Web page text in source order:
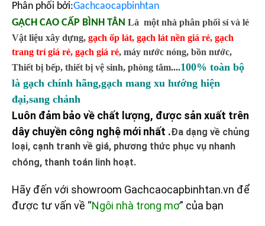
Phân phối bởi:Gachcaocapbinhtan
GẠCH CAO CẤP BÌNH TÂN Là một nhà phân phối sỉ và lẻ
Vật liệu xây dựng, gạch ốp lát, gạch lát nền giá rẻ, gạch
trang trí giá rẻ, gạch giá rẻ, máy nước nóng, bồn nước,
Thiết bị bếp, thiết bị vệ sinh, phòng tắm....100% toàn bộ
là gạch chính hãng,gạch mang xu hướng hiện
đại,sang chảnh
Luôn đảm bảo về chất lượng, được sản xuất trên
dây chuyền công nghệ mới nhất .Đa dạng về chủng
loại, cạnh tranh về giá, phương thức phục vụ nhanh
chóng, thanh toán linh hoạt.
Hãy đến với showroom Gachcaocapbinhtan.vn để
được tư vấn về “Ngôi nhà trong mơ” của bạn